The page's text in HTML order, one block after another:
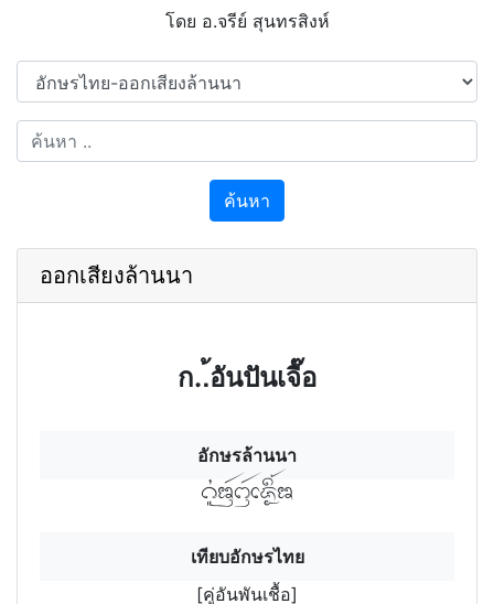
โดย อ.จรีย์​ สุนทรสิงห์
ค้นหา
ออกเสียงล้านนา
ก..้อันปันเจื๊อ
อักษรล้านนา
คู่อันฯพันฯเชิ้อฯอ
เทียบอักษรไทย
[คู่อันพันเชื้อ]